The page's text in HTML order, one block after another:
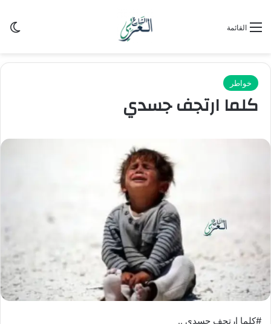
القائمة
خواطر
كلما ارتجف جسدي
#كلما إرتجف جسدي ..